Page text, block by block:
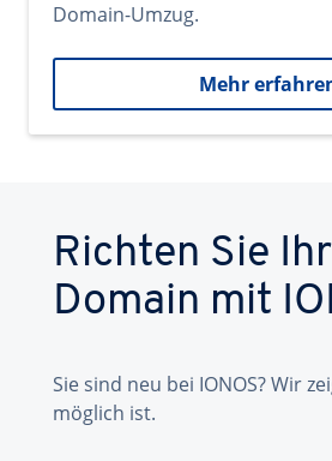
Domain-Umzug.
Mehr
Richten Sie
Domain mit
Sie sind neu bei IONOS? Wir
möglich ist.